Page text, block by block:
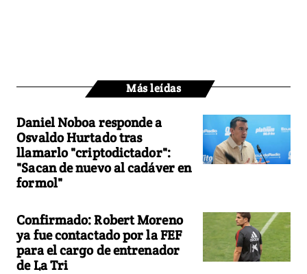
Más leídas
Daniel Noboa responde a
Osvaldo Hurtado tras
llamarlo "criptodictador":
"Sacan de nuevo al cadáver en
formol"
Confirmado: Robert Moreno
ya fue contactado por la FEF
para el cargo de entrenador
de La Tri